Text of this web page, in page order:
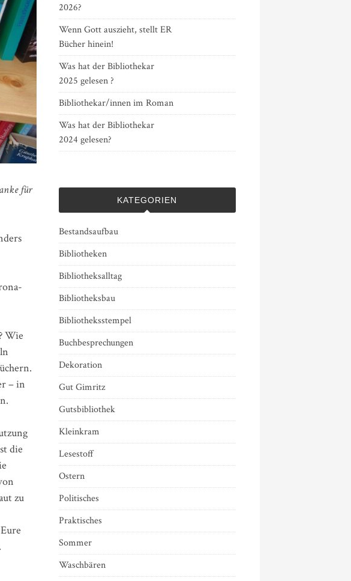
für
Wie
– in
die
zu
2026?
Wenn Gott auszieht, stellt ER
Bücher hinein!
Was hat der Bibliothekar
2025 gelesen ?
Bibliothekar/innen im Roman
Was hat der Bibliothekar
2024 gelesen?
KATEGORIEN
Bestandsaufbau
Bibliotheken
Bibliotheksalltag
Bibliotheksbau
Bibliotheksstempel
Buchbesprechungen
Dekoration
Gut Gimritz
Gutsbibliothek
Kleinkram
Lesestoff
Ostern
Politisches
Praktisches
Sommer
Waschbären